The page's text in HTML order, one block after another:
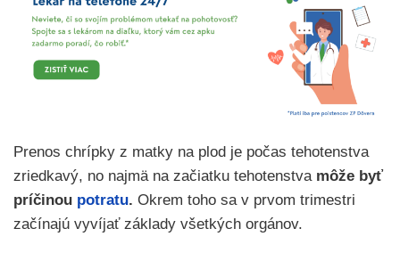
Prenos chrípky z matky na plod je počas tehotenstva
zriedkavý, no najmä na začiatku tehotenstva môže byť
príčinou potratu. Okrem toho sa v prvom trimestri
začínajú vyvíjať základy všetkých orgánov.